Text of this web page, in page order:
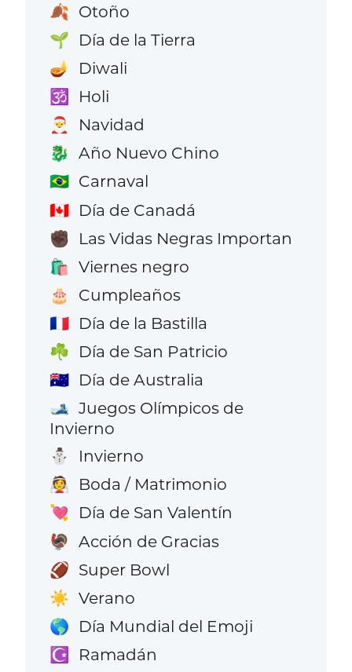
🍂 Otoño
🌱 Día de la Tierra
🪔 Diwali
🕉️ Holi
🎅 Navidad
🐉 Año Nuevo Chino
🇧🇷 Carnaval
🇨🇦 Día de Canadá
✊🏿 Las Vidas Negras Importan
🛍️ Viernes negro
🎂 Cumpleaños
🇫🇷 Día de la Bastilla
☘️ Día de San Patricio
🇦🇺 Día de Australia
🎿 Juegos Olímpicos de
Invierno
⛄ Invierno
👰 Boda / Matrimonio
💘 Día de San Valentín
🦃 Acción de Gracias
🏈 Super Bowl
☀️ Verano
🌎 Día Mundial del Emoji
☪️ Ramadán